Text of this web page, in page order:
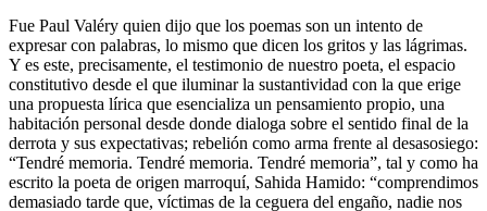
Fue Paul Valéry quien dijo que los poemas son un intento de
expresar con palabras, lo mismo que dicen los gritos y las lágrimas.
Y es este, precisamente, el testimonio de nuestro poeta, el espacio
constitutivo desde el que iluminar la sustantividad con la que erige
una propuesta lírica que esencializa un pensamiento propio, una
habitación personal desde donde dialoga sobre el sentido final de la
derrota y sus expectativas; rebelión como arma frente al desasosiego:
“Tendré memoria. Tendré memoria. Tendré memoria”, tal y como ha
escrito la poeta de origen marroquí, Sahida Hamido: “comprendimos
demasiado tarde que, víctimas de la ceguera del engaño, nadie nos